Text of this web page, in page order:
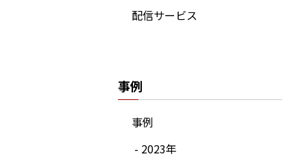
配信サービス
事例
事例
- 2023年